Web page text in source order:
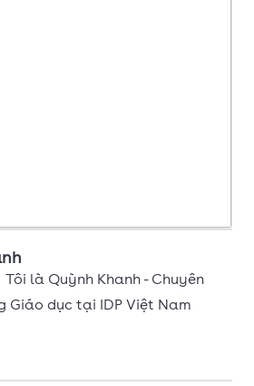
Tôi là Quỳnh Khanh - Chuyên
Giáo dục tại IDP Việt Nam